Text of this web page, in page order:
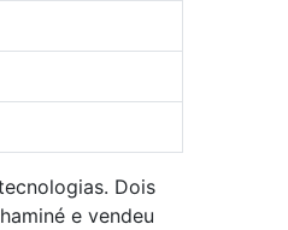
Dois
e vendeu